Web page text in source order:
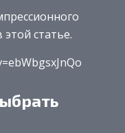
статье.